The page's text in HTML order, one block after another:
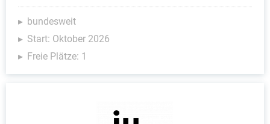
bundesweit
Start: Oktober 2026
Freie Plätze: 1